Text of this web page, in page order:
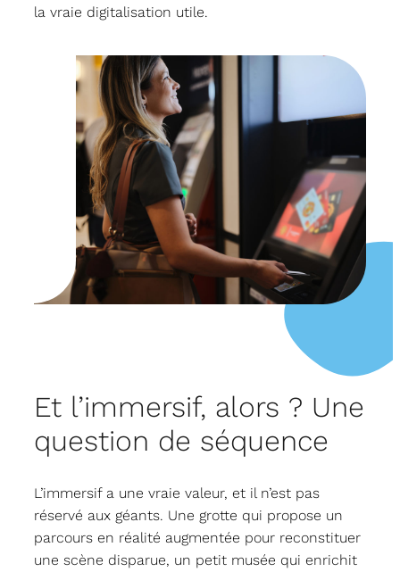
la vraie digitalisation utile.
Et l’immersif, alors ? Une
question de séquence
L’immersif a une vraie valeur, et il n’est pas
réservé aux géants. Une grotte qui propose un
parcours en réalité augmentée pour reconstituer
une scène disparue, un petit musée qui enrichit